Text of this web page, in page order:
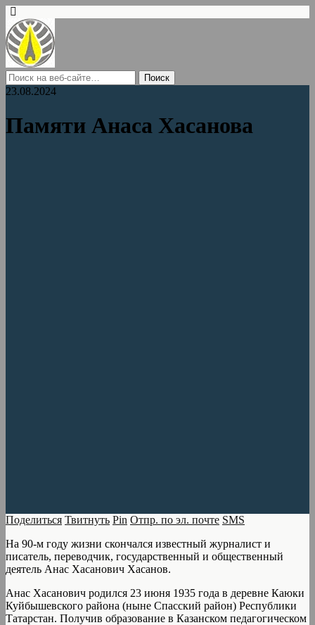
23.08.2024
Памяти Анаса Хасанова
Поделиться Твитнуть Pin Отпр. по эл. почте SMS
На 90-м году жизни скончался известный журналист и
писатель, переводчик, государственный и общественный
деятель Анас Хасанович Хасанов.
Анас Хасанович родился 23 июня 1935 года в деревне Каюки
Куйбышевского района (ныне Спасский район) Республики
Татарстан. Получив образование в Казанском педагогическом